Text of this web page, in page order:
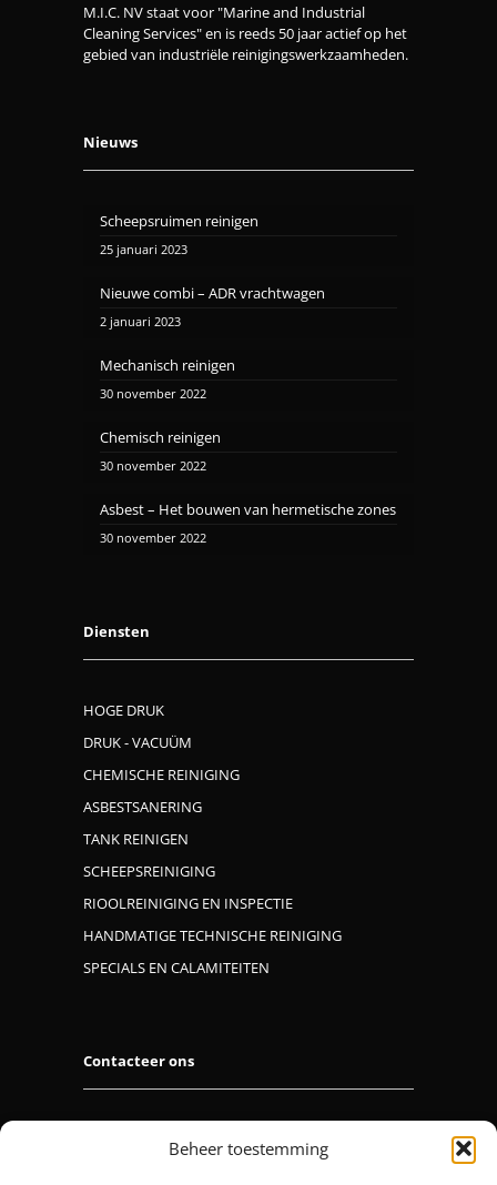
Beheer toestemming
M.I.C. NV staat voor "Marine and Industrial
Cleaning Services" en is reeds 50 jaar actief op het
gebied van industriële reinigingswerkzaamheden.
Nieuws
Scheepsruimen reinigen
25 januari 2023
Nieuwe combi – ADR vrachtwagen
2 januari 2023
Mechanisch reinigen
30 november 2022
Chemisch reinigen
30 november 2022
Asbest – Het bouwen van hermetische zones
30 november 2022
Diensten
HOGE DRUK
DRUK - VACUÜM
CHEMISCHE REINIGING
ASBESTSANERING
TANK REINIGEN
SCHEEPSREINIGING
RIOOLREINIGING EN INSPECTIE
HANDMATIGE TECHNISCHE REINIGING
SPECIALS EN CALAMITEITEN
Contacteer ons
Plaslaar 48, 2500 Lier